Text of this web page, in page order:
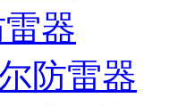
器
防雷器